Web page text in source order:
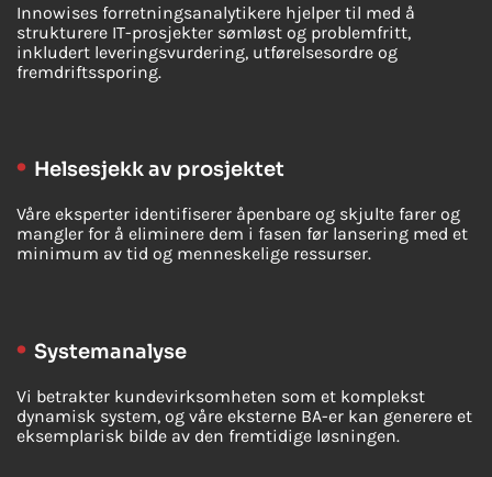
Innowises forretningsanalytikere hjelper til med å
strukturere IT-prosjekter sømløst og problemfritt,
inkludert leveringsvurdering, utførelsesordre og
fremdriftssporing.
Helsesjekk av prosjektet
Våre eksperter identifiserer åpenbare og skjulte farer og
mangler for å eliminere dem i fasen før lansering med et
minimum av tid og menneskelige ressurser.
Systemanalyse
Vi betrakter kundevirksomheten som et komplekst
dynamisk system, og våre eksterne BA-er kan generere et
eksemplarisk bilde av den fremtidige løsningen.